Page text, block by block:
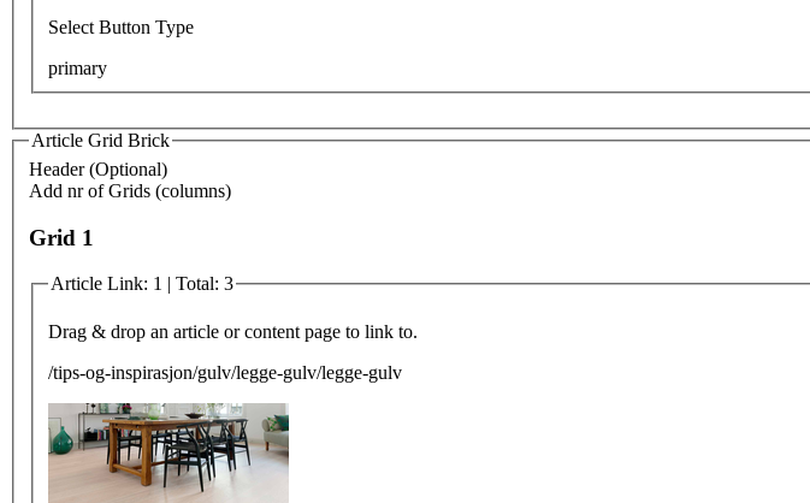
Select Button Type
primary
Article Grid Brick
Header (Optional)
Add nr of Grids (columns)
Grid 1
Article Link: 1 | Total: 3
Drag & drop an article or content page to link to.
/tips-og-inspirasjon/gulv/legge-gulv/legge-gulv